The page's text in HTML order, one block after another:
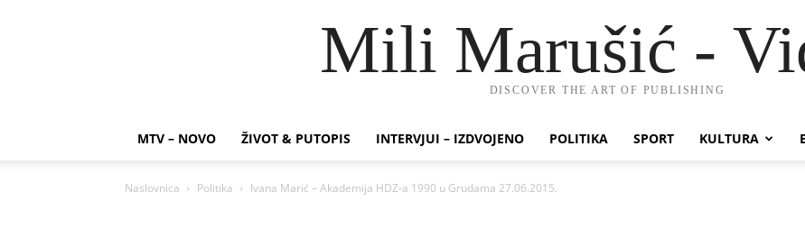
Mili Marušić -
DISCOVER THE ART OF PUBLISHING
MTV – NOVO ŽIVOT & PUTOPIS INTERVJUI – IZDVOJENO POLITIKA SPORT KULTURA
Naslovnica Politika Ivana Marić – Akademija HDZ-a 1990 u Grudama 27.06.2015.